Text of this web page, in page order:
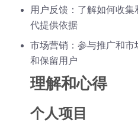
用户反馈：了解如何收
代提供依据
市场营销：参与推广和市
和保留用户
理解和心得
个人项目